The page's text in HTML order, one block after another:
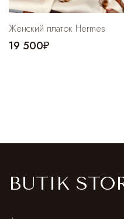
Женский платок Hermes
19 500₽
BUTIK